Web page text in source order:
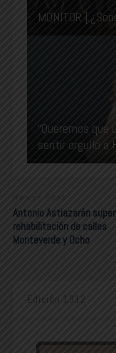
MONITOR |
“Queremos
sentir orgullo a
Newer Post
Antonio Astiazarán
rehabilitación de calles
Monteverde y Ocho
Edición 1312